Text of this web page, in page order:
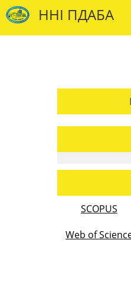
ННІ ПДАБА
SCOPUS
Web of